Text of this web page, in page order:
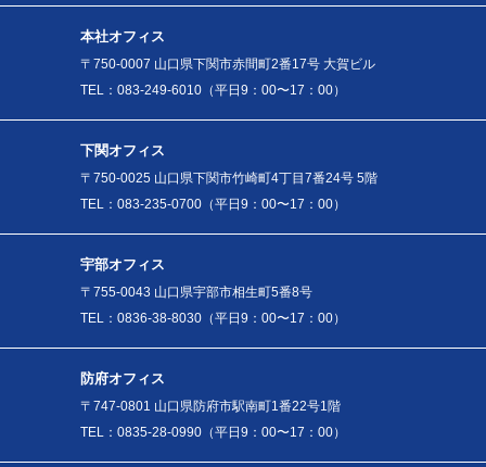
本社オフィス
〒750-0007 山口県下関市赤間町2番17号 大賀ビル
TEL：083-249-6010（平日9：00〜17：00）
下関オフィス
〒750-0025 山口県下関市竹崎町4丁目7番24号 5階
TEL：083-235-0700（平日9：00〜17：00）
宇部オフィス
〒755-0043 山口県宇部市相生町5番8号
TEL：0836-38-8030（平日9：00〜17：00）
防府オフィス
〒747-0801 山口県防府市駅南町1番22号1階
TEL：0835-28-0990（平日9：00〜17：00）